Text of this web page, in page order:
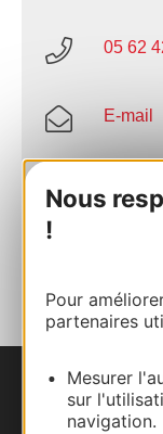
Nous
!
Pour
partenaires
Mesurer
sur
navigation.
05 62
E-mail
Nous